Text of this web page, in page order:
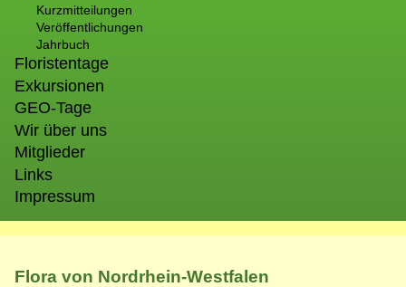
Kurzmitteilungen
Veröffentlichungen
Jahrbuch
Floristentage
Exkursionen
GEO-Tage
Wir über uns
Mitglieder
Links
Impressum
Flora von Nordrhein-Westfalen